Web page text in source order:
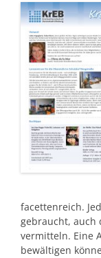
facettenreich.
gebraucht, auch
vermitteln. Eine
bewältigen